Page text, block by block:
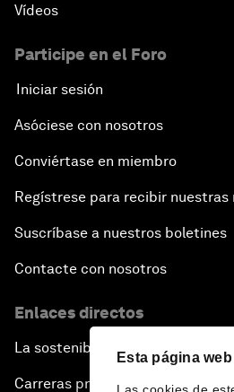
Esta página
Vídeos
Participe en el Foro
Iniciar sesión
Asóciese con nosotros
Conviértase en miembro
Regístrese para recibir nuestras
Suscríbase a nuestros boletines
Contacte con nosotros
Enlaces directos
La sostenibilidad en el Foro
Carreras profesionales